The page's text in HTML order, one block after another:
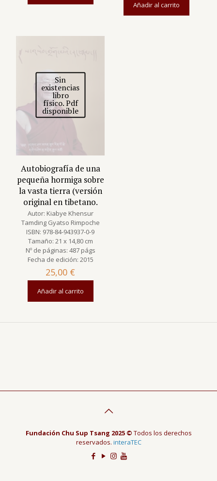
Añadir al carrito
Sin
existencias
libro
físico. Pdf
disponible
Autobiografía de una
pequeña hormiga sobre
la vasta tierra (versión
original en tibetano.
Autor: Kiabye Khensur
Tamding Gyatso Rimpoche
ISBN: 978-84-943937-0-9
Tamaño: 21 x 14,80 cm
Nº de páginas: 487 págs
Fecha de edición: 2015
25,00 €
Añadir al carrito
Fundación Chu Sup Tsang 2025 © Todos los derechos
reservados. interaTEC